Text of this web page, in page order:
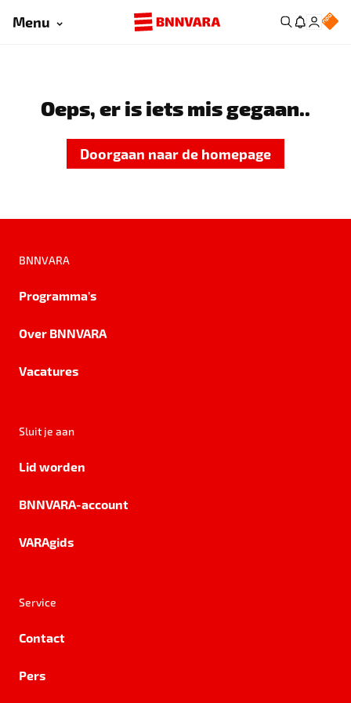
Menu
Oeps, er is iets mis gegaan..
Doorgaan naar de homepage
BNNVARA
Programma's
Over BNNVARA
Vacatures
Sluit je aan
Lid worden
BNNVARA-account
VARAgids
Service
Contact
Pers